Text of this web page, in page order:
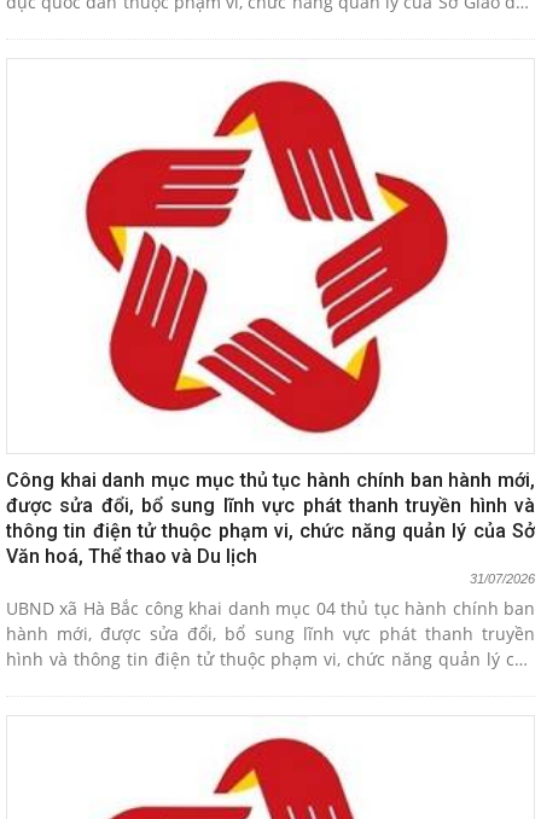
UBND thành phố.
Công khai danh mục mục thủ tục hành chính ban hành mới,
được sửa đổi, bổ sung lĩnh vực phát thanh truyền hình và
thông tin điện tử thuộc phạm vi, chức năng quản lý của Sở
Văn hoá, Thể thao và Du lịch
31/07/2026
UBND xã Hà Bắc công khai danh mục 04 thủ tục hành chính ban
hành mới, được sửa đổi, bổ sung lĩnh vực phát thanh truyền
hình và thông tin điện tử thuộc phạm vi, chức năng quản lý của
ngày 29/7/2026 của UBND thành phố.